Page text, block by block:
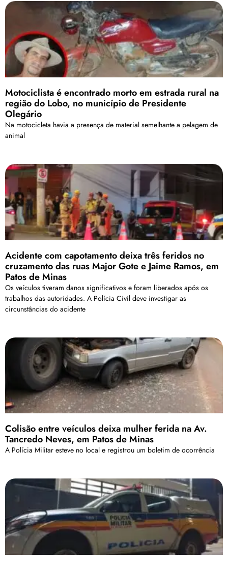
Motociclista é encontrado morto em estrada rural na
região do Lobo, no município de Presidente
Olegário
Na motocicleta havia a presença de material semelhante a pelagem de
animal
Acidente com capotamento deixa três feridos no
cruzamento das ruas Major Gote e Jaime Ramos, em
Patos de Minas
Os veículos tiveram danos significativos e foram liberados após os
trabalhos das autoridades. A Polícia Civil deve investigar as
circunstâncias do acidente
Colisão entre veículos deixa mulher ferida na Av.
Tancredo Neves, em Patos de Minas
A Polícia Militar esteve no local e registrou um boletim de ocorrência